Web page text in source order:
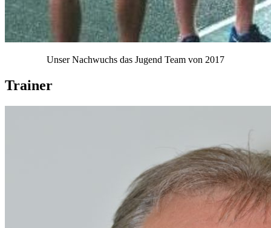
Unser Nachwuchs das Jugend Team von 2017
Trainer